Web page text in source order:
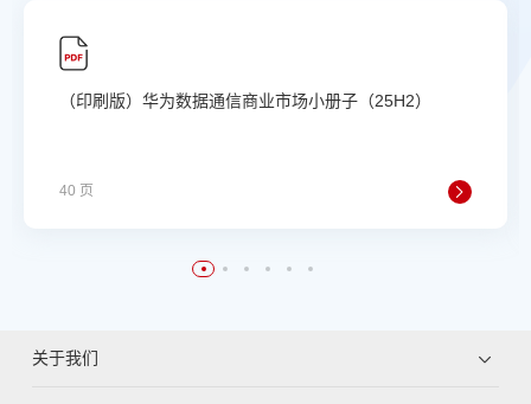
（印刷版）华为数据通信商业市场小册子（25H2）
40 页
关于我们